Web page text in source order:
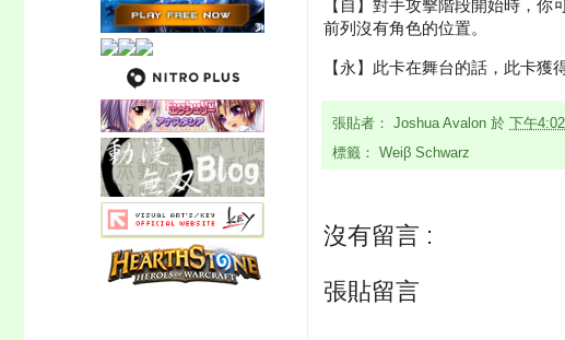
【自】對手攻擊階段開始時，
前列沒有角色的位置。
【永】此卡在舞台的話，此卡獲
張貼者： Joshua Avalon 於 下午4:02
標籤： Weiβ Schwarz
沒有留言 :
張貼留言